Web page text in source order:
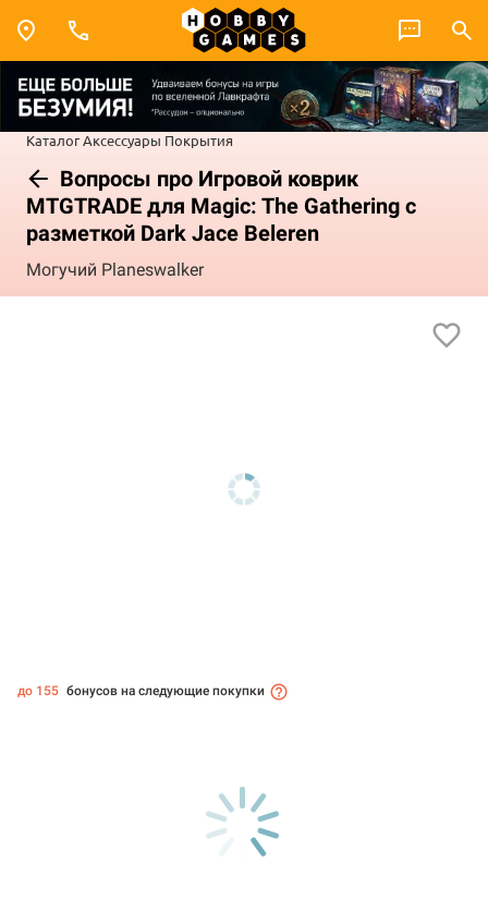
КаталогАксессуары Покрытия
Вопросы про Игровой коврик
MTGTRADE для Magic: The Gathering с
разметкой Dark Jace Beleren
Могучий Planeswalker
до 155 бонусов на следующие покупки